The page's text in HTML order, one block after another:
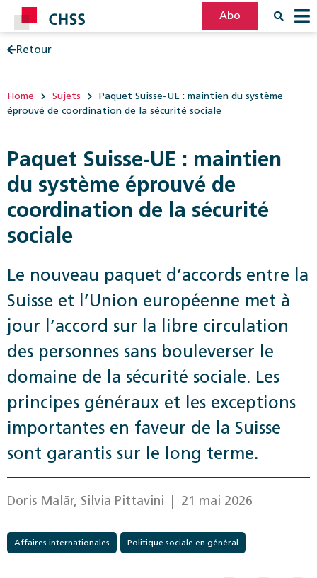
Abo
Retour
Home Sujets
Paquet Suisse-UE : maintien du système
éprouvé de coordination de la sécurité sociale
Paquet Suisse-UE : maintien
du système éprouvé de
coordination de la sécurité
sociale
Le nouveau paquet d’accords entre la
Suisse et l’Union européenne met à
jour l’accord sur la libre circulation
des personnes sans bouleverser le
domaine de la sécurité sociale. Les
principes généraux et les exceptions
importantes en faveur de la Suisse
sont garantis sur le long terme.
Doris Malär, Silvia Pittavini | 21 mai 2026
Affaires internationales Politique sociale en général